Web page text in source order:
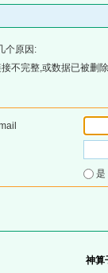
个原因:
不完整,或数据已被删
神算